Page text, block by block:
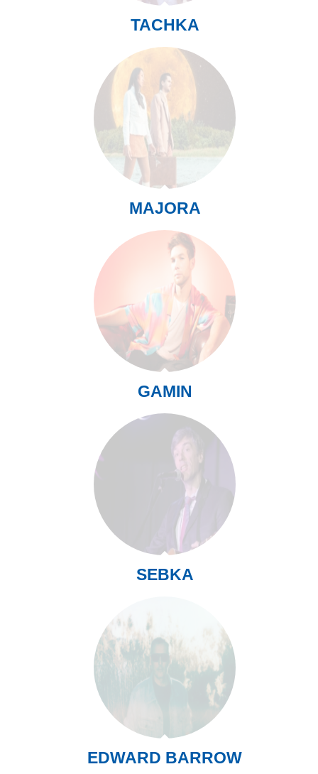
TACHKA
MAJORA
GAMIN
SEBKA
EDWARD BARROW